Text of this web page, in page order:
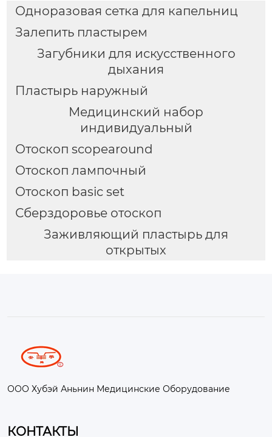
Одноразовая сетка для капельниц
Залепить пластырем
Загубники для искусственного
дыхания
Пластырь наружный
Медицинский набор
индивидуальный
Отоскоп scopearound
Отоскоп лампочный
Отоскоп basic set
Сберздоровье отоскоп
Заживляющий пластырь для
открытых
ООО Хубэй Аньнин Медицинские Оборудование
КОНТАКТЫ